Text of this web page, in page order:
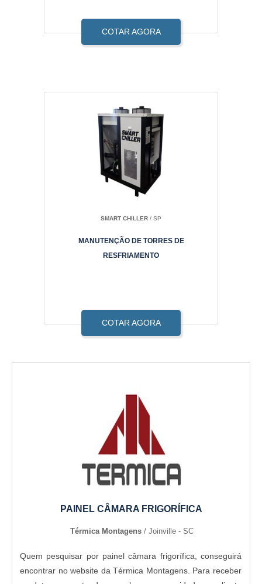
COTAR AGORA
SMART CHILLER/ SP
MANUTENÇÃO DE TORRES DE
RESFRIAMENTO
COTAR AGORA
PAINEL CÂMARA FRIGORÍFICA
Térmica Montagens / Joinville - SC
Quem pesquisar por painel câmara frigorífica, conseguirá
encontrar no website da Térmica Montagens. Para receber